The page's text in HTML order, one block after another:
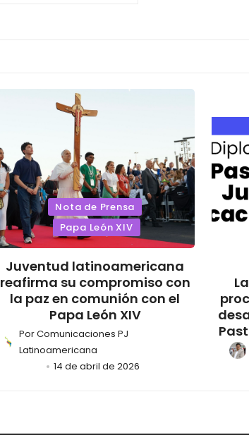
Nota de Prensa
Papa León XIV
Juventud latinoamericana
reafirma su compromiso con
la paz en comunión con el
Papa León XIV
PorComunicaciones PJ
Latinoamericana
14 de abril de 2026